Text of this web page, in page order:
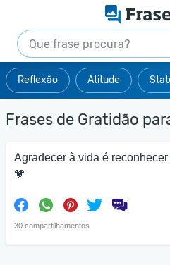
Reflexão Atitude
Frases de Gratidão
Agradecer à vida é
💗
30 compartilhamentos